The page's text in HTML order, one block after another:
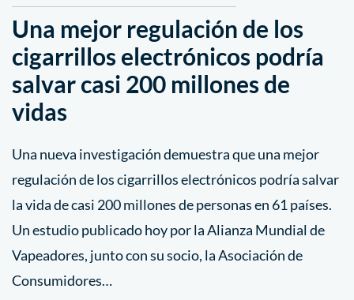
Una mejor regulación de los
cigarrillos electrónicos podría
salvar casi 200 millones de
vidas
Una nueva investigación demuestra que una mejor
regulación de los cigarrillos electrónicos podría salvar
la vida de casi 200 millones de personas en 61 países.
Un estudio publicado hoy por la Alianza Mundial de
Vapeadores, junto con su socio, la Asociación de
Consumidores…